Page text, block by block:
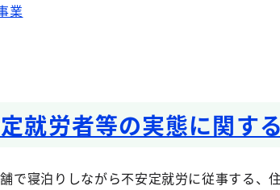
業
定就労者等の実態に関す
で寝泊りしながら不安定就労に従事する